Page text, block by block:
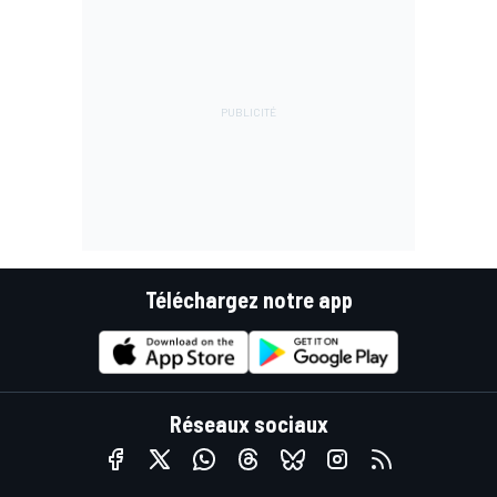
Téléchargez notre app
Réseaux sociaux